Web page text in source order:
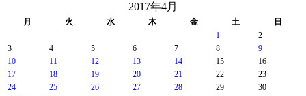
2017年4月
月 火 水 木 金 土
日
1
2
3
4 5 6 7 8
9
10
11 12 13 14 15
16
17
18 19 20 21 22
23
24
25 26 27 28 29 30